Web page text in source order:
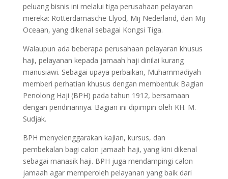
peluang bisnis ini melalui tiga perusahaan pelayaran
mereka: Rotterdamasche Llyod, Mij Nederland, dan Mij
Oceaan, yang dikenal sebagai Kongsi Tiga.
Walaupun ada beberapa perusahaan pelayaran khusus
haji, pelayanan kepada jamaah haji dinilai kurang
manusiawi. Sebagai upaya perbaikan, Muhammadiyah
memberi perhatian khusus dengan membentuk Bagian
Penolong Haji (BPH) pada tahun 1912, bersamaan
dengan pendiriannya. Bagian ini dipimpin oleh KH. M.
Sudjak.
BPH menyelenggarakan kajian, kursus, dan
pembekalan bagi calon jamaah haji, yang kini dikenal
sebagai manasik haji. BPH juga mendampingi calon
jamaah agar memperoleh pelayanan yang baik dari